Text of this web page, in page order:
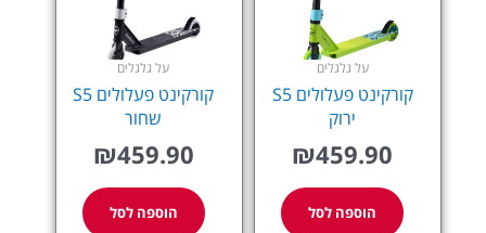
על גלגלים
קורקינט פעלולים S5
ירוק
₪459.90
הוספה לסל
על גלגלים
קורקינט פעלולים S5
שחור
₪459.90
הוספה לסל